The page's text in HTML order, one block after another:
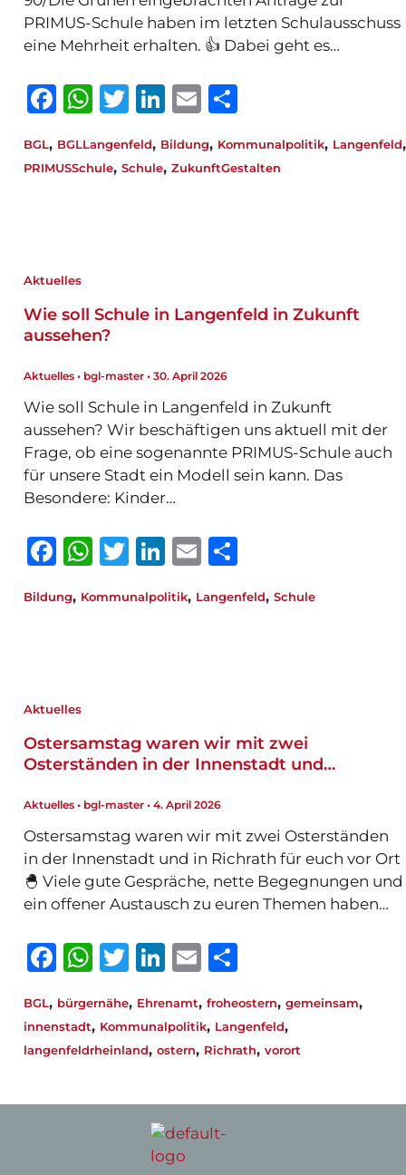
PRIMUS-Schule haben im letzten Schulausschuss
eine Mehrheit erhalten. 👍 Dabei geht es…
F
c
e
o
k
W
at
T
it
Li
k
e
E
ai
T
le
BGL, BGLLangenfeld, Bildung, Kommunalpolitik, Langenfeld,
PRIMUSSchule, Schule, ZukunftGestalten
Aktuelles
Wie soll Schule in Langenfeld in Zukunft
aussehen?
Aktuelles• bgl-master • 30. April 2026
Wie soll Schule in Langenfeld in Zukunft
aussehen? Wir beschäftigen uns aktuell mit der
Frage, ob eine sogenannte PRIMUS-Schule auch
für unsere Stadt ein Modell sein kann. Das
Besondere: Kinder…
F
c
o
o
k
W
at
T
it
Li
k
E
ai
T
le
Bildung, Kommunalpolitik, Langenfeld, Schule
Aktuelles
Ostersamstag waren wir mit zwei
Osterständen in der Innenstadt und…
Aktuelles• bgl-master • 4. April 2026
Ostersamstag waren wir mit zwei Osterständen
in der Innenstadt und in Richrath für euch vor Ort
🐣 Viele gute Gespräche, nette Begegnungen und
ein offener Austausch zu euren Themen haben…
F
c
e
o
W
at
s
p
T
it
te
Li
k
e
n
E
ai
l
T
le
n
BGL, bürgernähe, Ehrenamt, froheostern, gemeinsam,
innenstadt, Kommunalpolitik, Langenfeld,
langenfeldrheinland, ostern, Richrath, vorort